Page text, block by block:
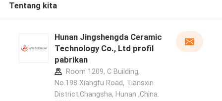
Tentang kita
Hunan Jingshengda Ceramic
Technology Co., Ltd profil
pabrikan
Room 1209, C Building,
No.198 Xiangfu Road, Tiansxin
District,Changsha, Hunan ,China.